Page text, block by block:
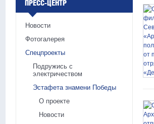
ПРЕСС-ЦЕНТР
Новости
Фотогалерея
Спецпроекты
Подружись с
электричеством
Эстафета знамени Победы
О проекте
Новости